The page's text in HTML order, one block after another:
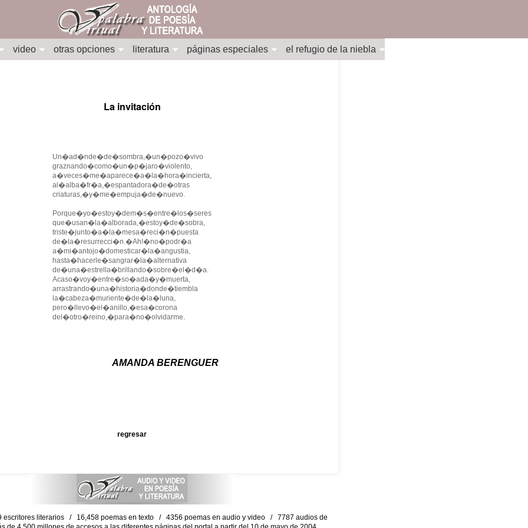
video otras opciones literatura páginas especiales el refugio de la niebla
La invitación
Un�ad�nde�de�sombra,�un�pozo�vivo
graznando�como�un�p�jaro�violento,
a�veces�me�aparece�a�la�hora�incierta,
al�alba�fr�a,�espantadora�de�otras
criaturas,�y�me�empuja�de�nuevo.
Porque�yo�estoy�dem�s�entre�los�seres
que�usan�la�alborada,�estoy�de�sobra,
triste�junto�a�la�mesa�reci�n�puesta
de�la�resurrecci�n.�Ah!�no�podr�a
a�mi�antojo�domesticar�la�angustia,
hasta�hacerle�sangrar�la�alternativa
de�una�estrella�brillando�sobre�el�d�a.
Acaso�voy�entre�so�ada�y�muerta,
arrastrando�una�historia�donde�tiembla
la�cabeza�muriente�de�la�luna,
pero�llevo�el�anillo,�esa�corona
del�otro�reino,�para�no�olvidarme.
AMANDA BERENGUER
regresar
literarios / 16,458 poemas en texto / 4356 poemas en audio y video / 7787 audios de